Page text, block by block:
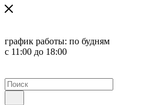
график работы: по будням
с 11:00 до 18:00